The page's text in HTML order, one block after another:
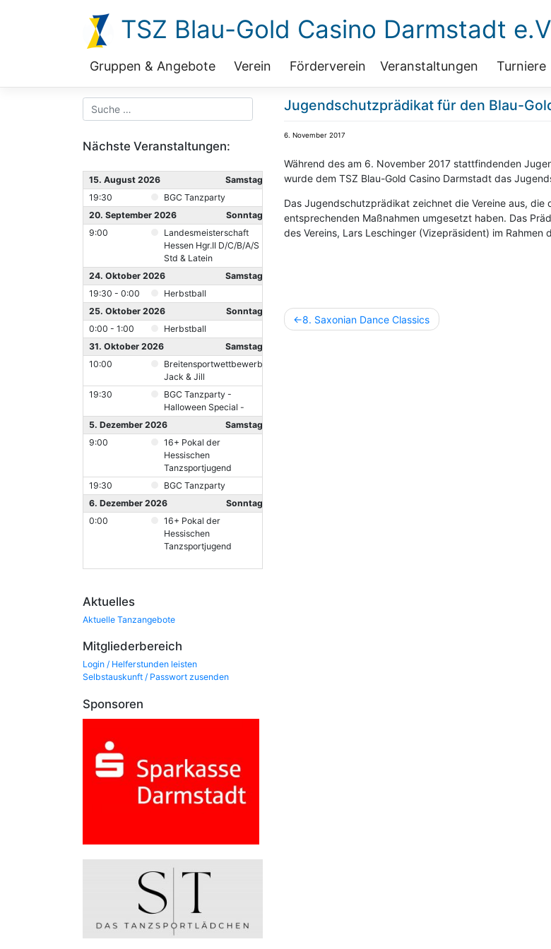
TSZ Blau-Gold Casino Darmstadt
Gruppen & Angebote Verein Förderverein Veranstaltungen Turniere
Nächste Veranstaltungen:
15. August 2026
Samstag
19:30
BGC Tanzparty
20. September 2026
Sonntag
9:00
Landesmeisterschaft
Hessen Hgr.II D/C/B/A/S
Std & Latein
24. Oktober 2026
Samstag
19:30 - 0:00
Herbstball
25. Oktober 2026
Sonntag
0:00 - 1:00
Herbstball
31. Oktober 2026
Samstag
10:00
Breitensportwettbewerb
Jack & Jill
19:30
BGC Tanzparty -
Halloween Special -
5. Dezember 2026
Samstag
9:00
16+ Pokal der
Hessischen
Tanzsportjugend
19:30
BGC Tanzparty
6. Dezember 2026
Sonntag
0:00
16+ Pokal der
Hessischen
Tanzsportjugend
Aktuelles
Aktuelle Tanzangebote
Mitgliederbereich
Login / Helferstunden leisten
Selbstauskunft / Passwort zusenden
Sponsoren
Jugendschutzprädikat für den Blau-
6. November 2017
Während des am 6. November 2017 stattfindenden
wurde dem TSZ Blau-Gold Casino Darmstadt das
Das Jugendschutzprädikat zeichnet die Vereine aus,
entsprechenden Maßnahmen umgesetzt haben. Das
des Vereins, Lars Leschinger (Vizepräsident) im Rahmen
Beitragsnavigation
8. Saxonian Dance Classics